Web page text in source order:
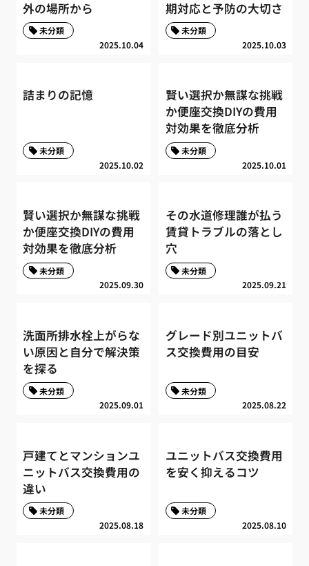
外の場所から
2025.10.04
未分類
期対応と予防の大切さ
2025.10.03
未分類
詰まりの記憶
2025.10.02
未分類
賢い選択か無謀な挑戦
か便座交換DIYの費用
対効果を徹底分析
2025.10.01
未分類
賢い選択か無謀な挑戦
か便座交換DIYの費用
対効果を徹底分析
2025.09.30
未分類
その水道修理誰が払う
賃貸トラブルの落とし
穴
2025.09.21
未分類
洗面所排水栓上がらな
い原因と自分で解決策
を探る
2025.09.01
未分類
グレード別ユニットバ
ス交換費用の目安
2025.08.22
未分類
戸建てとマンションユ
ニットバス交換費用の
違い
2025.08.18
未分類
ユニットバス交換費用
を安く抑えるコツ
2025.08.10
未分類